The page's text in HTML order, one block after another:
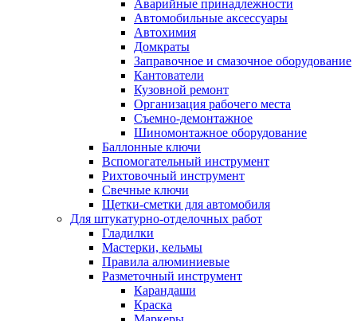
Аварийные принадлежности
Автомобильные аксессуары
Автохимия
Домкраты
Заправочное и смазочное оборудование
Кантователи
Кузовной ремонт
Организация рабочего места
Съемно-демонтажное
Шиномонтажное оборудование
Баллонные ключи
Вспомогательный инструмент
Рихтовочный инструмент
Свечные ключи
Щетки-сметки для автомобиля
Для штукатурно-отделочных работ
Гладилки
Мастерки, кельмы
Правила алюминиевые
Разметочный инструмент
Карандаши
Краска